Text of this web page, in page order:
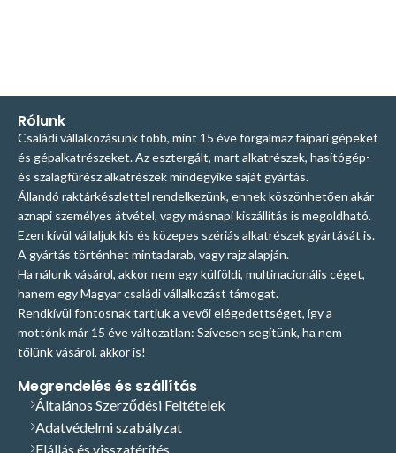
Rólunk
Családi vállalkozásunk több, mint 15 éve forgalmaz faipari gépeket
és gépalkatrészeket. Az esztergált, mart alkatrészek, hasítógép-
és szalagfűrész alkatrészek mindegyike saját gyártás.
Állandó raktárkészlettel rendelkezünk, ennek köszönhetően akár
aznapi személyes átvétel, vagy másnapi kiszállítás is megoldható.
Ezen kívül vállaljuk kis és közepes szériás alkatrészek gyártását is.
A gyártás történhet mintadarab, vagy rajz alapján.
Ha nálunk vásárol, akkor nem egy külföldi, multinacionális céget,
hanem egy Magyar családi vállalkozást támogat.
Rendkívül fontosnak tartjuk a vevői elégedettséget, így a
mottónk már 15 éve változatlan: Szívesen segítünk, ha nem
tőlünk vásárol, akkor is!
Megrendelés és szállítás
Általános Szerződési Feltételek
Adatvédelmi szabályzat
Elállás és visszatérítés